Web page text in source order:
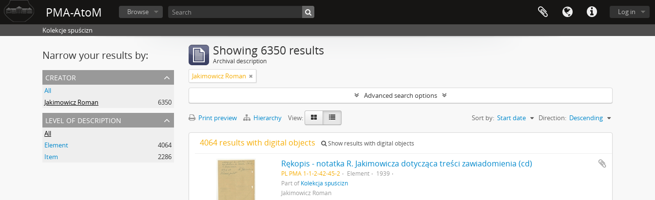
PMA-AtoM Log in
Browse
Kolekcje spuścizn
Narrow your results by:
creator
All
Jakimowicz Roman
6350
level of description
All
Element
4064
Item
2286
Showing 6350 results
Archival description
Jakimowicz Roman
Advanced search options
Print preview Hierarchy View: Sort by: Start date Direction: Descending
4064 results with digital objects Show results with digital objects
Rękopis - notatka R. Jakimowicza dotycząca treści zawiadomienia (cd)
PL PMA 1-1-2-42-45-2 Element
1939
Part ofKolekcja spuścizn
Jakimowicz Roman